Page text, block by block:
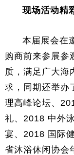
现场活动精
本届展会在
购商前来参展参
质，满足广大海
求，同期还举办
理高峰论坛、
礼、2018 中外
宴、2018 国际
省沐浴休闲协会